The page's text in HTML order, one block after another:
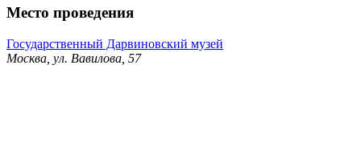
Место проведения
Государственный Дарвиновский музей
Москва, ул. Вавилова, 57